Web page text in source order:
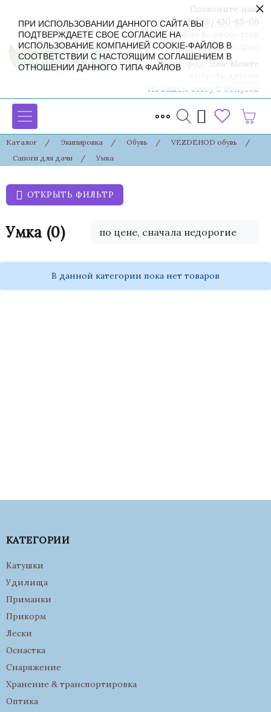
Позвоните нам:
8 (916) 430-85-06
Пн-Сб: 09:00 - 19:00 Вс: 09:00 - 17:00
Праздники: 09:00 - 17:00
Ваш город:
На вашем счету 0 бонусов
Каталог / Экипировка / Обувь / VEZDEHOD обувь
/
Сапоги для дачи
/ Умка
ОТКРЫТЬ ФИЛЬТР
Умка (0) по цене, сначала недорогие
В данной категории пока нет товаров
КАТЕГОРИИ
Катушки
Удилища
Приманки
Прикорм
Лески
Оснастка
Снаряжение
Хранение & транспортировка
Оптика
ПРИ ИСПОЛЬЗОВАНИИ ДАННОГО САЙТА ВЫ
ПОДТВЕРЖДАЕТЕ СВОЕ СОГЛАСИЕ НА
ИСПОЛЬЗОВАНИЕ КОМПАНИЕЙ COOKIE-ФАЙЛОВ В
СООТВЕТСТВИИ С НАСТОЯЩИМ СОГЛАШЕНИЕМ В
ОТНОШЕНИИ ДАННОГО ТИПА ФАЙЛОВ
×